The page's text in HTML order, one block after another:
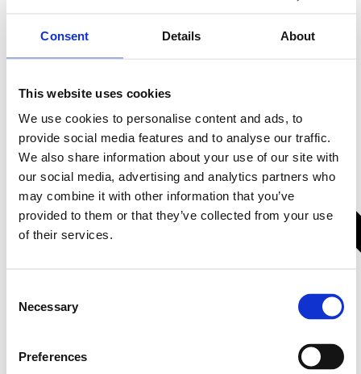
Consent Details About
This website uses cookies
We use cookies to personalise content and ads, to
provide social media features and to analyse our traffic.
We also share information about your use of our site with
our social media, advertising and analytics partners who
may combine it with other information that you’ve
provided to them or that they’ve collected from your use
of their services.
Selection
Necessary
Preferences
adapterkabel Chrysler, Dodge, Jeep
250 kr/st
Köp
adapterkabel Chrysler, Dodge,
Köp
MATCH PP-AC 29 Match
2 varianter
Ljuddämpningskit för tak